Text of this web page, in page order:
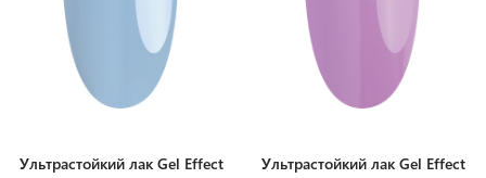
Ультрастойкий лак Gel Effect
Ультрастойкий лак Gel Effect